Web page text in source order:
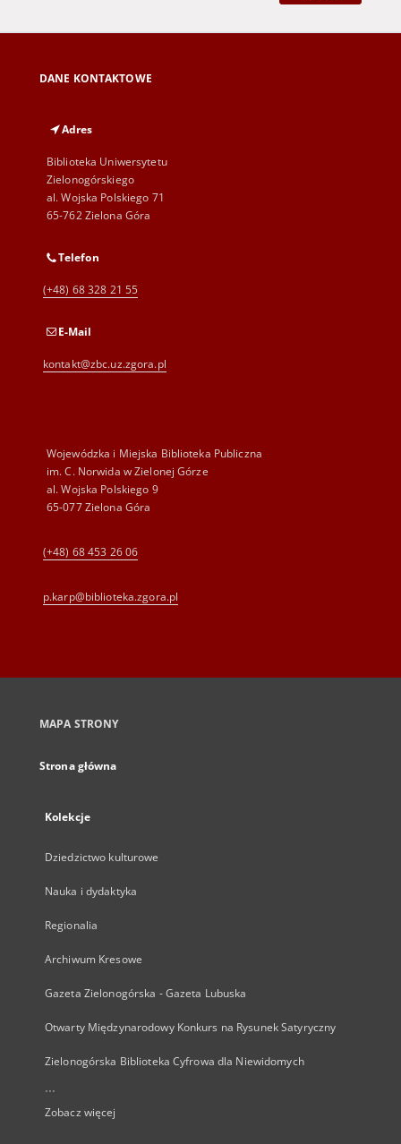
DANE KONTAKTOWE
Adres
Biblioteka Uniwersytetu
Zielonogórskiego
al. Wojska Polskiego 71
65-762 Zielona Góra
Telefon
(+48) 68 328 21 55
E-Mail
kontakt@zbc.uz.zgora.pl
Wojewódzka i Miejska Biblioteka Publiczna
im. C. Norwida w Zielonej Górze
al. Wojska Polskiego 9
65-077 Zielona Góra
(+48) 68 453 26 06
p.karp@biblioteka.zgora.pl
MAPA STRONY
Strona główna
Kolekcje
Dziedzictwo kulturowe
Nauka i dydaktyka
Regionalia
Archiwum Kresowe
Gazeta Zielonogórska - Gazeta Lubuska
Otwarty Międzynarodowy Konkurs na Rysunek Satyryczny
Zielonogórska Biblioteka Cyfrowa dla Niewidomych
...
Zobacz więcej